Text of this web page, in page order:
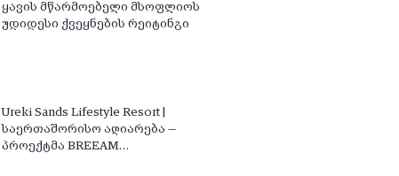
ყავის მწარმოებელი მსოფლიოს
უდიდესი ქვეყნების რეიტინგი
Ureki Sands Lifestyle Resort |
საერთაშორისო აღიარება —
პროექტმა BREEAM…